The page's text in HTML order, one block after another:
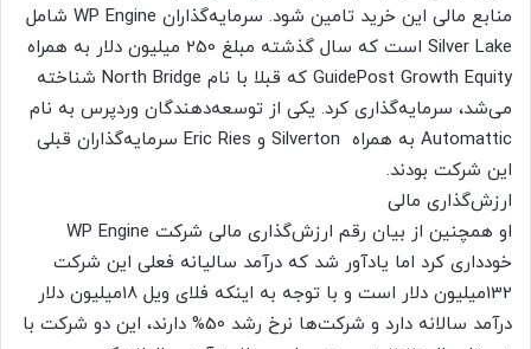
منابع مالی این خرید تامین شود. سرمایه‌گذاران WP Engine شامل
Silver Lake است که سال گذشته مبلغ 250 میلیون دلار به همراه
GuidePost Growth Equity که قبلا با نام North Bridge شناخته
می‌شد، سرمایه‌گذاری کرد. یکی از توسعه‌دهندگان وردپرس به نام
Automattic به همراه Silverton و Eric Ries سرمایه‌گذاران قبلی
این شرکت بودند.
ارزش‌گذاری مالی
او همچنین از بیان رقم ارزش‌گذاری مالی شرکت WP Engine
خودداری کرد اما یادآور شد که درآمد سالیانه فعلی این شرکت
132میلیون دلار است و با توجه به اینکه فلای ویل 18میلیون دلار
درآمد سالانه دارد و شرکت‌ها نرخ رشد 50% دارند، این دو شرکت با